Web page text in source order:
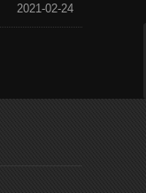
2021-02-24